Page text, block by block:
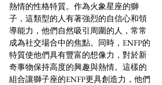
熱情的性格特質。作為火象星座的獅
子，這類型的人有著強烈的自信心和領
導能力，他們自然吸引周圍的人，常常
成為社交場合中的焦點。同時，ENFP的
特質使他們具有豐富的想像力，對於新
奇事物保持高度的興趣與熱情。這樣的
組合讓獅子座的ENFP更具創造力，他們